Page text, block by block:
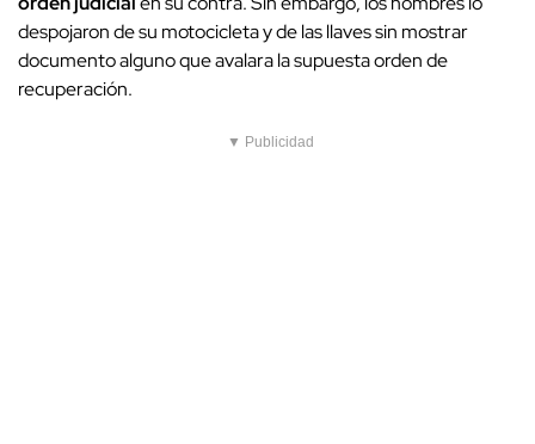
despojaron de su motocicleta y de las llaves sin mostrar
documento alguno que avalara la supuesta orden de
recuperación.
▼ Publicidad